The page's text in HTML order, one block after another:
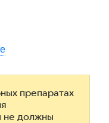
препаратах
не должны